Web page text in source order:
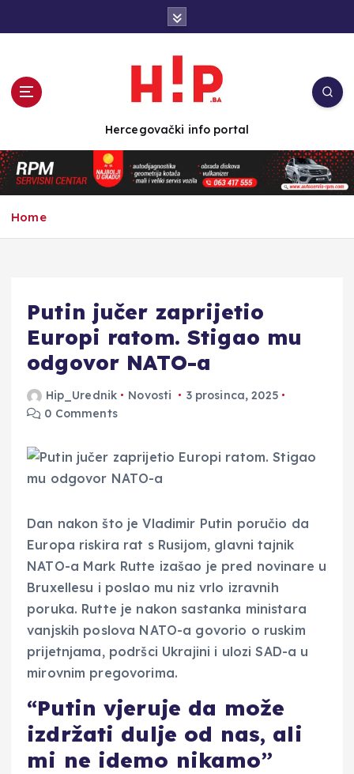
n
t
e
Hercegovački info portal
Home
Putin jučer zaprijetio
Europi ratom. Stigao mu
odgovor NATO-a
Hip_Urednik Novosti
3 prosinca, 2025
0 Comments
Dan nakon što je Vladimir Putin poručio da
Europa riskira rat s Rusijom, glavni tajnik
NATO-a Mark Rutte izašao je pred novinare u
Bruxellesu i poslao mu niz vrlo izravnih
poruka. Rutte je nakon sastanka ministara
vanjskih poslova NATO-a govorio o ruskim
prijetnjama, podršci Ukrajini i ulozi SAD-a u
mirovnim pregovorima.
“Putin vjeruje da može
izdržati dulje od nas, ali
mi ne idemo nikamo”